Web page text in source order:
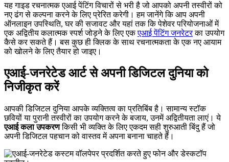
यह गाइड रचनात्मक एआई पेंटिंग विचारों से भरी है जो आपको अपनी तस्वीरों को
नए ढंग से कल्पना करने के लिए प्रेरित करेगी। हम जानेंगे कि आप अपनी
ऑनलाइन उपस्थिति, घर की सजावट और यहां तक कि पेशेवर परियोजनाओं में
एक अद्वितीय कलात्मक स्पर्श जोड़ने के लिए एकएआई पेंटिंग जनरेटरका उपयोग
कैसे कर सकते हैं। बस कुछ ही क्लिक के साथ रचनात्मकता के एक नए आयाम
को खोलने के लिए तैयार हो जाइए।
एआई-जनरेटेड आर्ट से अपनी डिजिटल दुनिया को
निजीकृत करें
आपकी डिजिटल दुनिया आपके व्यक्तित्व का प्रतिबिंब है। सामान्य स्टॉक
छवियों या पुरानी तस्वीरों का उपयोग करने के बजाय, उनमें अद्वितीयता लाएं। ये
एआई कला उपकरणकिसी भी व्यक्ति के लिए एकदम सही शुरुआती बिंदु हैं जो
अपनी डिजिटल पहचान को वास्तव में अपना बनाना चाहते हैं।